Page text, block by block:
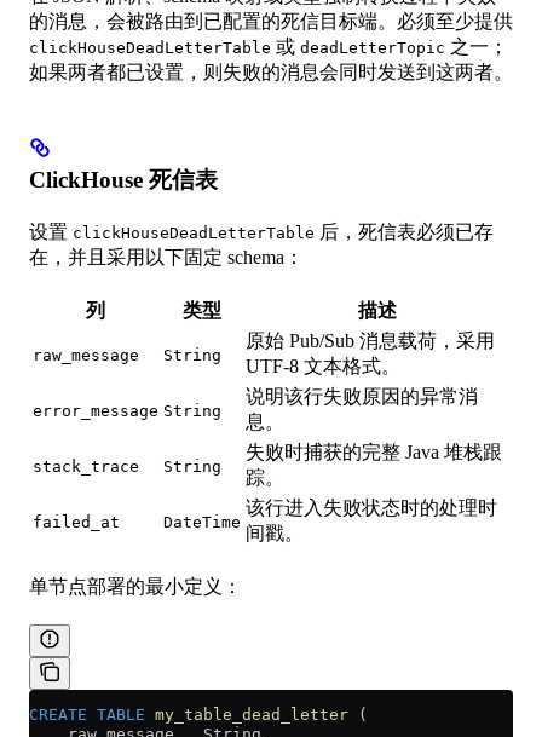
的消息，会被路由到已配置的死信目标端。必须至少提供
clickHouseDeadLetterTable 或 deadLetterTopic 之一；
如果两者都已设置，则失败的消息会同时发送到这两者。
ClickHouse 死信表
设置 clickHouseDeadLetterTable 后，死信表必须已存
在，并且采用以下固定 schema：
列 类型 描述
raw_message String
原始 Pub/Sub 消息载荷，采用
UTF-8 文本格式。
error_message String
说明该行失败原因的异常消
息。
stack_trace String
失败时捕获的完整 Java 堆栈跟
踪。
failed_at DateTime
该行进入失败状态时的处理时
间戳。
单节点部署的最小定义：
CREATE TABLE my_table_dead_letter (